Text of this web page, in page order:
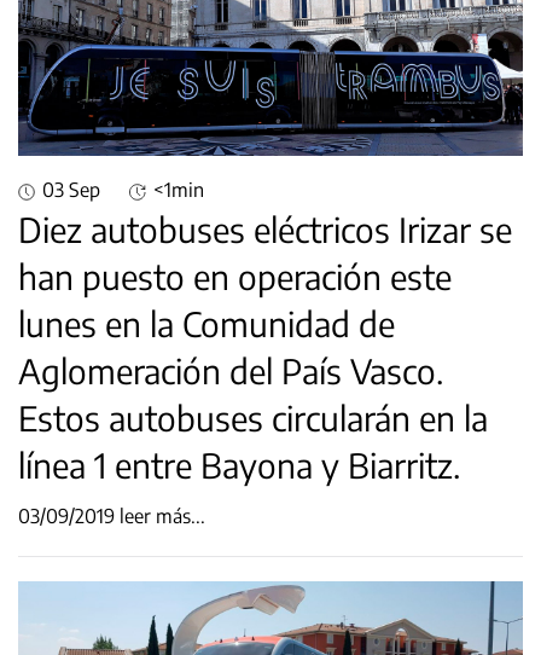
03 Sep <1min
Diez autobuses eléctricos Irizar se
han puesto en operación este
lunes en la Comunidad de
Aglomeración del País Vasco.
Estos autobuses circularán en la
línea 1 entre Bayona y Biarritz.
03/09/2019 leer más...